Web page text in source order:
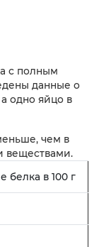
с полным
данные о
одно яйцо в
чем в
веществами.
белка в 100 г